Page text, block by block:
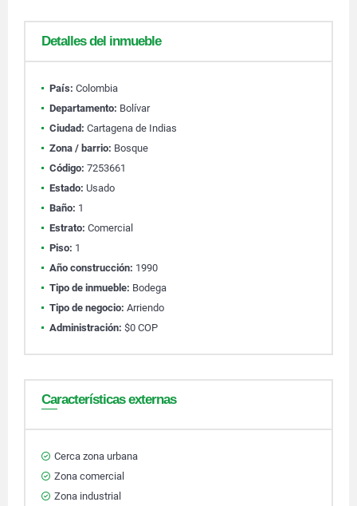
Detalles del inmueble
País: Colombia
Departamento: Bolívar
Ciudad: Cartagena de Indias
Zona / barrio: Bosque
Código: 7253661
Estado: Usado
Baño: 1
Estrato: Comercial
Piso: 1
Año construcción: 1990
Tipo de inmueble: Bodega
Tipo de negocio: Arriendo
Administración: $0 COP
Características externas
Cerca zona urbana
Zona comercial
Zona industrial